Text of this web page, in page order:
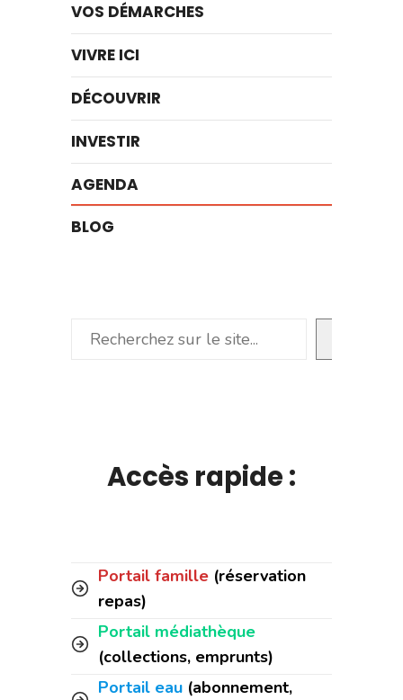
VOS DÉMARCHES
VIVRE ICI
DÉCOUVRIR
INVESTIR
AGENDA
BLOG
Rechercher
Accès rapide :
Portail famille (réservation
repas)
Portail médiathèque
(collections, emprunts)
Portail eau (abonnement,